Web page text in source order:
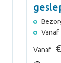
Vanaf
Vanaf